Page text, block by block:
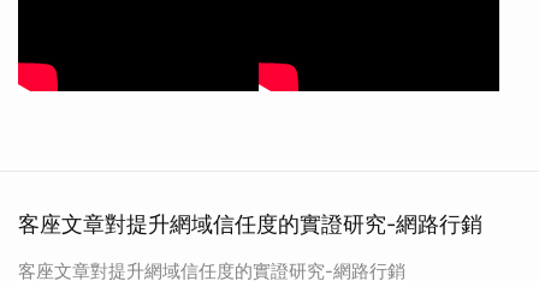
客座文章對提升網域信任度的實證研究-網路行銷
客座文章對提升網域信任度的實證研究-網路行銷